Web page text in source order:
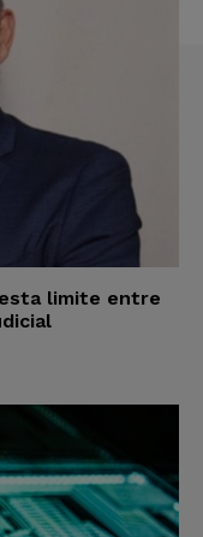
limite entre